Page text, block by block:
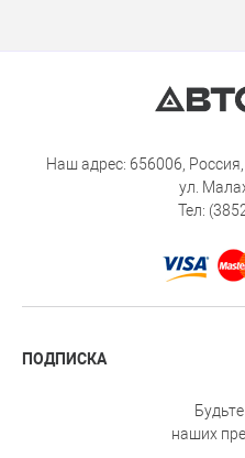
Наш адрес: 656006,
ул.
Тел:
ПОДПИСКА
наших